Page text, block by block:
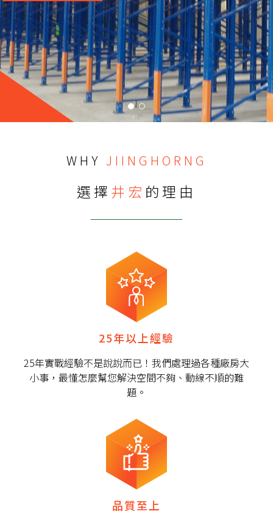
WHY JIINGHORNG
選擇 井宏 的理由
25年以上經驗
25年實戰經驗不是說說而已！我們處理過各種廠房大
小事，最懂怎麼幫您解決空間不夠、動線不順的難
題。
品質至上